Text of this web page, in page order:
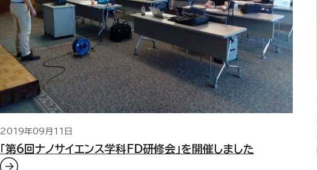
2019年09月11日
「第6回ナノサイエンス学科FD研修会」を開催しました